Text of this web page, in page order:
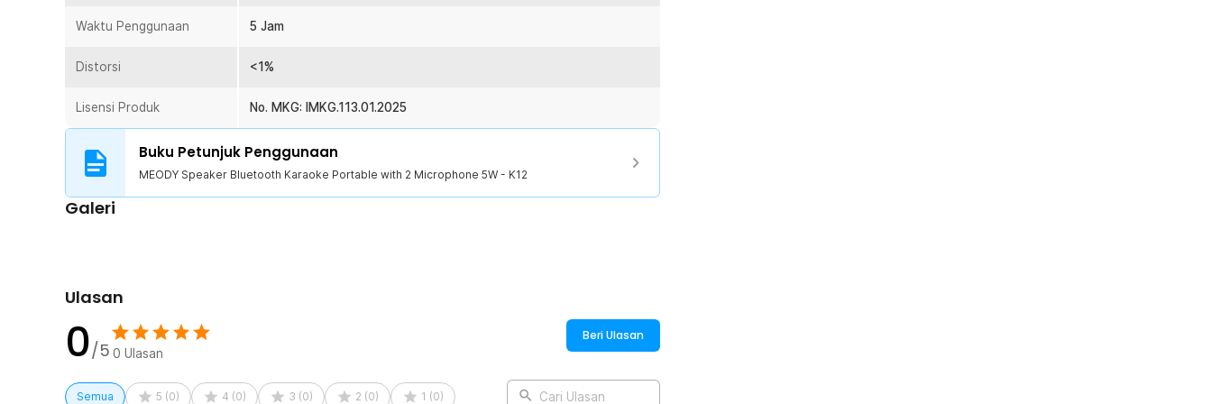
Waktu Penggunaan 5 Jam
Distorsi <1%
Lisensi Produk No. MKG: IMKG.113.01.2025
Buku Petunjuk Penggunaan
MEODY Speaker Bluetooth Karaoke Portable with 2 Microphone 5W - K12
Galeri
Ulasan
0/5 0 Ulasan
Beri Ulasan
Semua 5 (0) 4 (0) 3 (0) 2 (0) 1 (0) Cari Ulasan